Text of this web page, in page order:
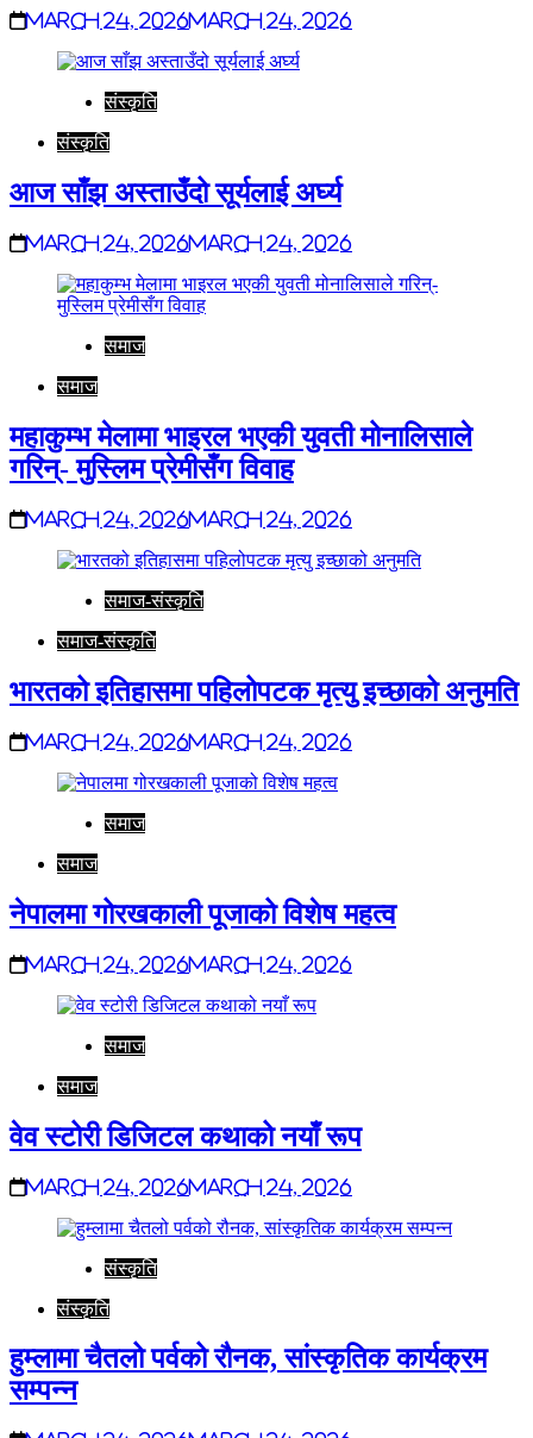
March 24, 2026March 24, 2026
संस्कृति
संस्कृति
आज साँझ अस्ताउँदो सूर्यलाई अर्घ्य
March 24, 2026March 24, 2026
समाज
समाज
महाकुम्भ मेलामा भाइरल भएकी युवती मोनालिसाले
गरिन्- मुस्लिम प्रेमीसँग विवाह
March 24, 2026March 24, 2026
समाज-संस्कृति
समाज-संस्कृति
भारतको इतिहासमा पहिलोपटक मृत्यु इच्छाको अनुमति
March 24, 2026March 24, 2026
समाज
समाज
नेपालमा गोरखकाली पूजाको विशेष महत्व
March 24, 2026March 24, 2026
समाज
समाज
वेव स्टोरी डिजिटल कथाको नयाँ रूप
March 24, 2026March 24, 2026
संस्कृति
संस्कृति
हुम्लामा चैतलो पर्वको रौनक, सांस्कृतिक कार्यक्रम
सम्पन्न